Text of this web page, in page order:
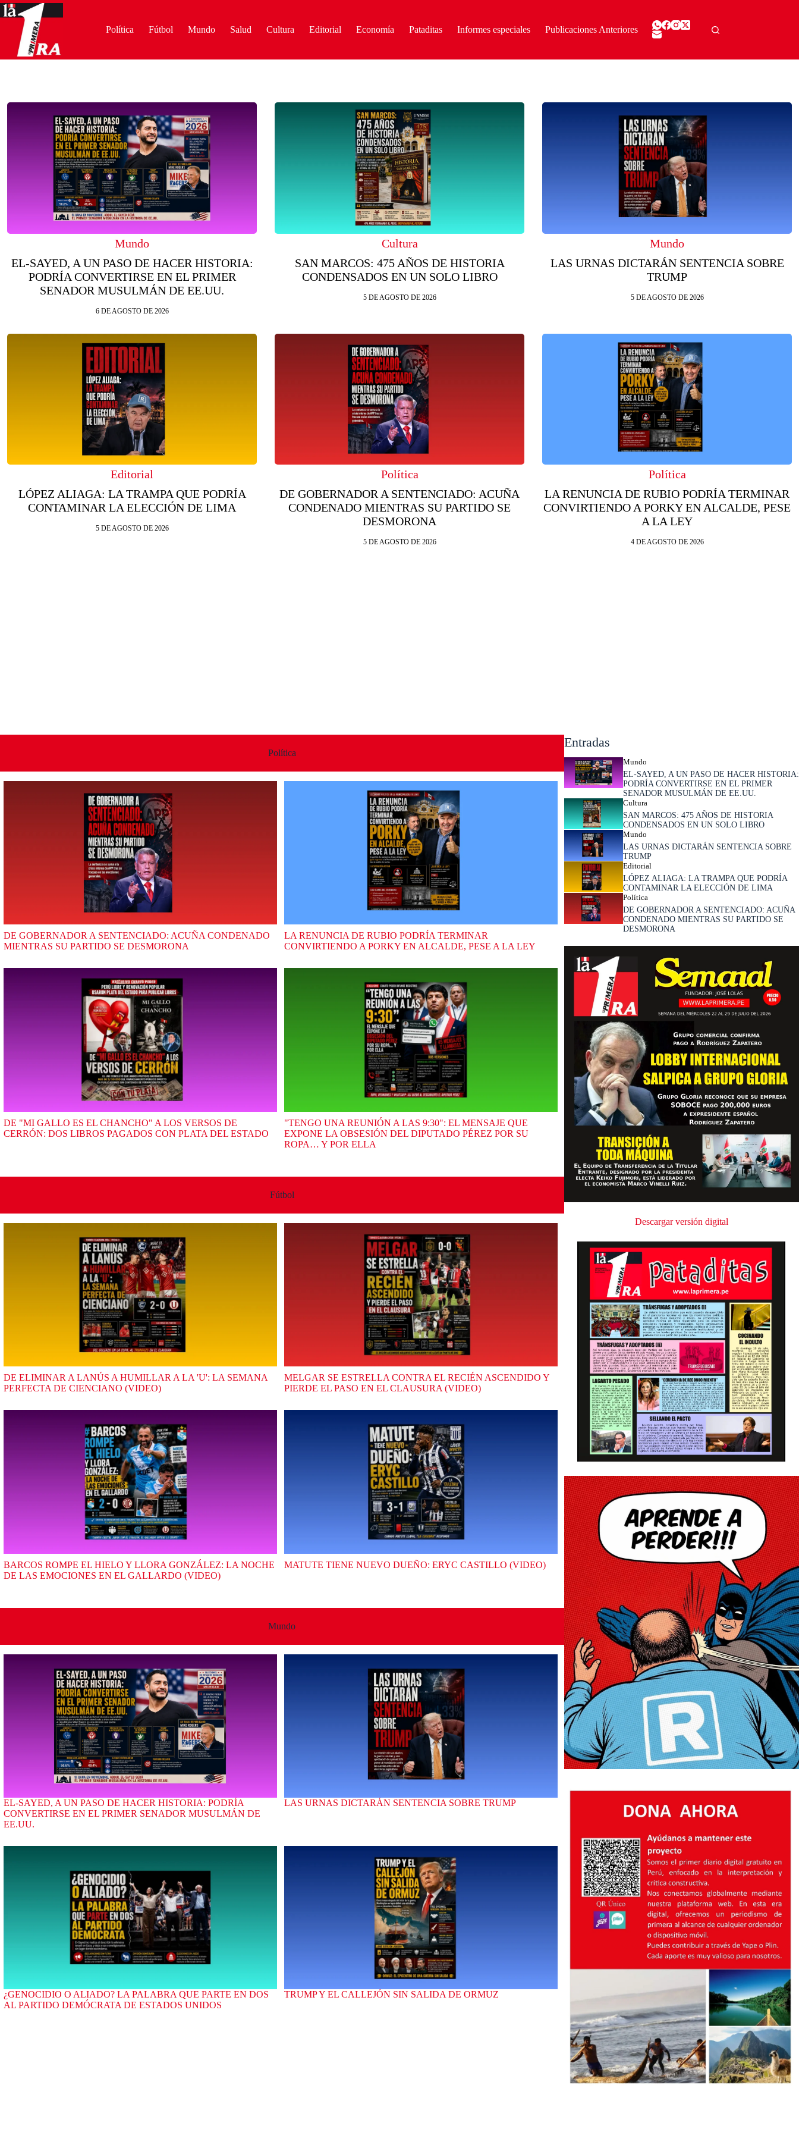
Saltar
al
contenido
Política Fútbol Mundo Salud Cultura Editorial Economía Pataditas Informes especiales Publicaciones Anteriores
Mundo
EL-SAYED, A UN PASO DE HACER HISTORIA:
PODRÍA CONVERTIRSE EN EL PRIMER
SENADOR MUSULMÁN DE EE.UU.
6 DE AGOSTO DE 2026
Cultura
SAN MARCOS: 475 AÑOS DE HISTORIA
CONDENSADOS EN UN SOLO LIBRO
5 DE AGOSTO DE 2026
Mundo
LAS URNAS DICTARÁN SENTENCIA SOBRE
TRUMP
5 DE AGOSTO DE 2026
Editorial
LÓPEZ ALIAGA: LA TRAMPA QUE PODRÍA
CONTAMINAR LA ELECCIÓN DE LIMA
5 DE AGOSTO DE 2026
Política
DE GOBERNADOR A SENTENCIADO: ACUÑA
CONDENADO MIENTRAS SU PARTIDO SE
DESMORONA
5 DE AGOSTO DE 2026
Política
LA RENUNCIA DE RUBIO PODRÍA TERMINAR
CONVIRTIENDO A PORKY EN ALCALDE, PESE
A LA LEY
4 DE AGOSTO DE 2026
Política
DE GOBERNADOR A SENTENCIADO: ACUÑA CONDENADO
MIENTRAS SU PARTIDO SE DESMORONA
LA RENUNCIA DE RUBIO PODRÍA TERMINAR
CONVIRTIENDO A PORKY EN ALCALDE, PESE A LA LEY
DE "MI GALLO ES EL CHANCHO" A LOS VERSOS DE
CERRÓN: DOS LIBROS PAGADOS CON PLATA DEL ESTADO
"TENGO UNA REUNIÓN A LAS 9:30": EL MENSAJE QUE
EXPONE LA OBSESIÓN DEL DIPUTADO PÉREZ POR SU
ROPA… Y POR ELLA
Fútbol
DE ELIMINAR A LANÚS A HUMILLAR A LA 'U': LA SEMANA
PERFECTA DE CIENCIANO (VIDEO)
MELGAR SE ESTRELLA CONTRA EL RECIÉN ASCENDIDO Y
PIERDE EL PASO EN EL CLAUSURA (VIDEO)
BARCOS ROMPE EL HIELO Y LLORA GONZÁLEZ: LA NOCHE
DE LAS EMOCIONES EN EL GALLARDO (VIDEO)
MATUTE TIENE NUEVO DUEÑO: ERYC CASTILLO (VIDEO)
Mundo
EL-SAYED, A UN PASO DE HACER HISTORIA: PODRÍA
CONVERTIRSE EN EL PRIMER SENADOR MUSULMÁN DE
EE.UU.
LAS URNAS DICTARÁN SENTENCIA SOBRE TRUMP
¿GENOCIDIO O ALIADO? LA PALABRA QUE PARTE EN DOS
AL PARTIDO DEMÓCRATA DE ESTADOS UNIDOS
TRUMP Y EL CALLEJÓN SIN SALIDA DE ORMUZ
Entradas
Mundo
EL-SAYED, A UN PASO DE HACER HISTORIA:
PODRÍA CONVERTIRSE EN EL PRIMER
SENADOR MUSULMÁN DE EE.UU.
Cultura
SAN MARCOS: 475 AÑOS DE HISTORIA
CONDENSADOS EN UN SOLO LIBRO
Mundo
LAS URNAS DICTARÁN SENTENCIA SOBRE
TRUMP
Editorial
LÓPEZ ALIAGA: LA TRAMPA QUE PODRÍA
CONTAMINAR LA ELECCIÓN DE LIMA
Política
DE GOBERNADOR A SENTENCIADO: ACUÑA
CONDENADO MIENTRAS SU PARTIDO SE
DESMORONA
Descargar versión digital